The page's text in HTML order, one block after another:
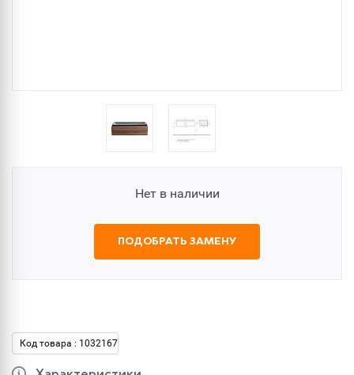
Нет в наличии
ПОДОБРАТЬ ЗАМЕНУ
Код товара : 1032167